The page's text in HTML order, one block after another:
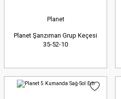
Planet
Planet Şanzıman Grup Keçesi
35-52-10